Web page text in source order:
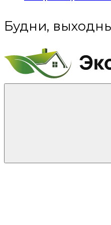
Будни,